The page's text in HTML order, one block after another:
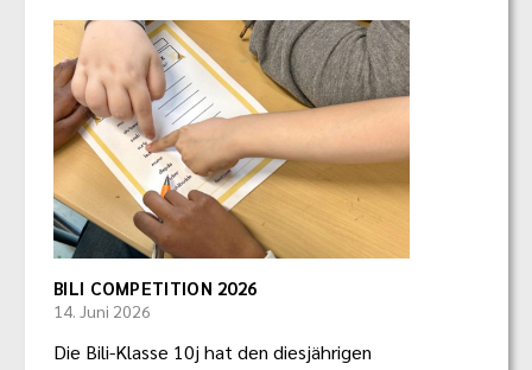
BILI COMPETITION 2026
14. Juni 2026
Die Bili-Klasse 10j hat den diesjährigen